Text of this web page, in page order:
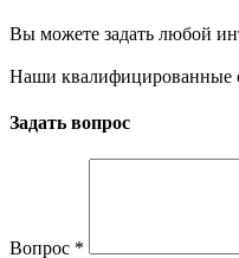
Вы можете задать любой
Наши квалифицированные
Задать вопрос
Вопрос *